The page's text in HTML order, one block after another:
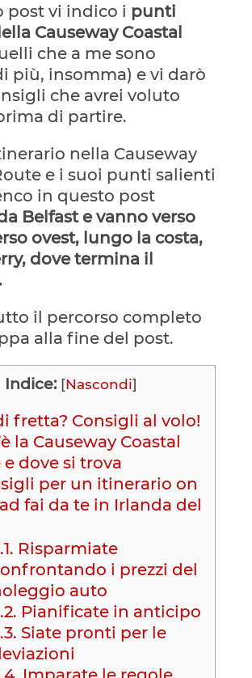
post vi indico i punti
Causeway Coastal
che a me sono
più, insomma) e vi darò
che avrei voluto
di partire.
nella Causeway
e i suoi punti salienti
in questo post
Belfast e vanno verso
ovest, lungo la costa,
dove termina il
il percorso completo
alla fine del post.
Indice: [Nascondi]
fretta? Consigli al volo!
la Causeway Coastal
e dove si trova
per un itinerario on
fai da te in Irlanda del
Risparmiate
i prezzi del
auto
Pianificate in anticipo
Siate pronti per le